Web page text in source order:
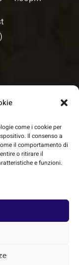
come i cookie per
Il consenso a
il comportamento di
o ritirare il
e funzioni.
by